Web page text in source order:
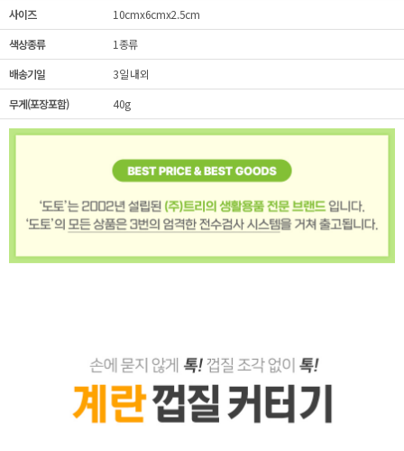
사이즈
10cmx6cmx2.5cm
색상종류
1종류
배송기일
3일 내외
무게(포장포함)
40g